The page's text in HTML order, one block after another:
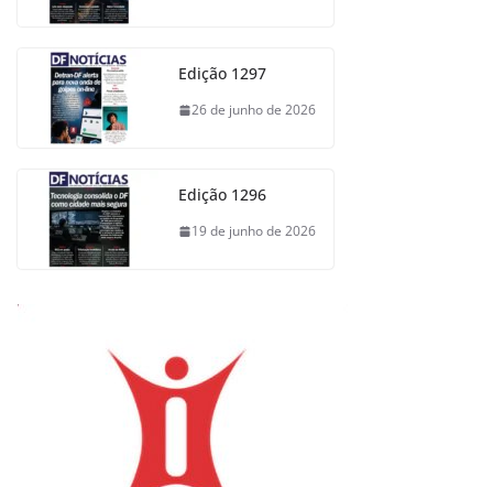
Edição 1297
26 de junho de 2026
Edição 1296
19 de junho de 2026